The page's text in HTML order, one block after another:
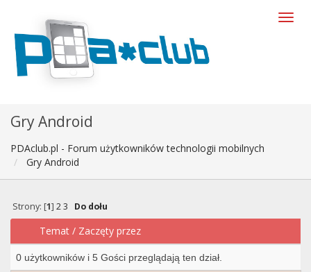
Gry Android
PDAclub.pl - Forum użytkowników technologii mobilnych
Gry Android
Strony: [1] 2 3 Do dołu
Temat / Zaczęty przez
0 użytkowników i 5 Gości przeglądają ten dział.